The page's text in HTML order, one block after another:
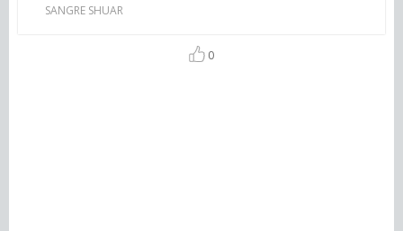
SANGRE SHUAR
0